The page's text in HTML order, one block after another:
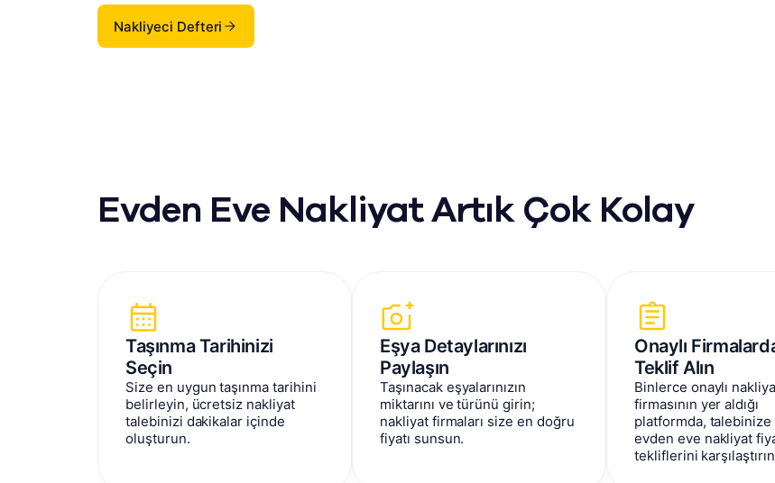
Nakliyeci Defteri
Evden Eve Nakliyat Artık Çok Kolay
Taşınma Tarihinizi
Seçin
Size en uygun taşınma tarihini
belirleyin, ücretsiz nakliyat
talebinizi dakikalar içinde
oluşturun.
Eşya Detaylarınızı
Paylaşın
Taşınacak eşyalarınızın
miktarını ve türünü girin;
nakliyat firmaları size en doğru
fiyatı sunsun.
Onaylı
Teklif Alın
Binlerce onaylı
firmasının yer aldığı
platformda, talebinize
evden eve nakliyat
tekliflerini